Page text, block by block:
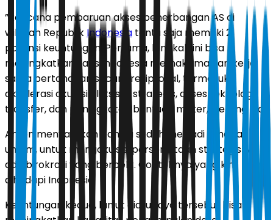
”Rencana pembaruan akses penerbangan AS di
wilayah Republik Indonesia tentu saja memiliki 2
potensi keuntungan. Pertama, langkah ini bisa
meningkatkan kans Indonesia memaksimalkan kerja
sama pertahanan secara resiprokal, termasuk
akselerasi akuisisi alutsista strategis, akses teknologi
transfer, dan peningkatan bantuan militer,” terang dia.
Anton menyatakan bahwa sudah menjadi rahasia
umum, untuk mengakuisisi persenjataan strategis AS
ada birokrasi yang berbelit. Contohnya yang kini
dihadapi Indonesia.
Keuntungan kedua, lanjut dia, upaya tersebut bisa